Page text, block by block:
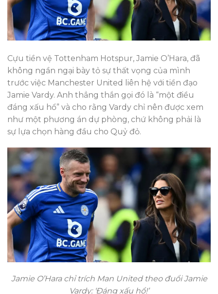
Cựu tiền vệ Tottenham Hotspur, Jamie O’Hara, đã
không ngần ngại bày tỏ sự thất vọng của mình
trước việc Manchester United liên hệ với tiền đạo
Jamie Vardy. Anh thẳng thắn gọi đó là “một điều
đáng xấu hổ” và cho rằng Vardy chỉ nên được xem
như một phương án dự phòng, chứ không phải là
sự lựa chọn hàng đầu cho Quỷ đỏ.
Jamie O’Hara chỉ trích Man United theo đuổi Jamie
Vardy: ‘Đáng xấu hổ!’